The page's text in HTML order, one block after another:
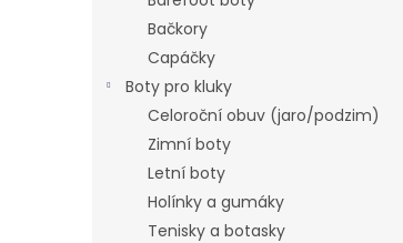
Bačkory
Capáčky
Boty pro kluky
Celoroční obuv (jaro/podzim)
Zimní boty
Letní boty
Holínky a gumáky
Tenisky a botasky